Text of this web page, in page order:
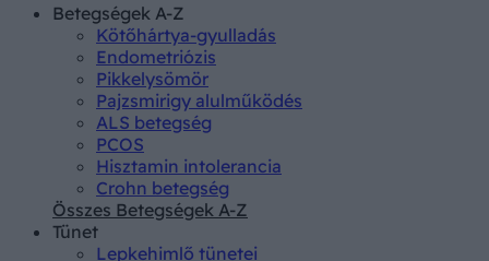
Betegségek A-Z
Kötőhártya-gyulladás
Endometriózis
Pikkelysömör
Pajzsmirigy alulműködés
ALS betegség
PCOS
Hisztamin intolerancia
Crohn betegség
Összes Betegségek A-Z
Tünet
Lepkehimlő tünetei